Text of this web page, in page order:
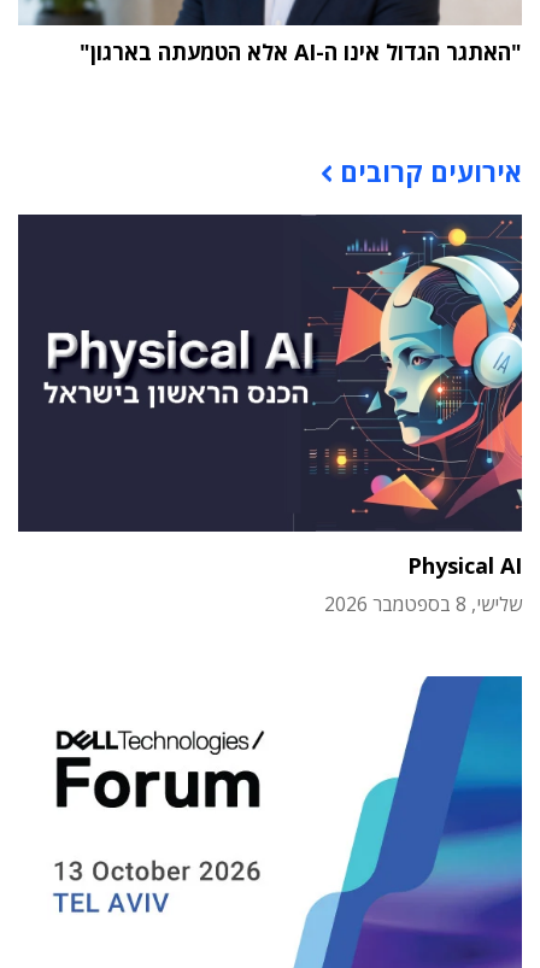
"האתגר הגדול אינו ה-AI אלא הטמעתה בארגון"
אירועים קרובים
Physical AI
שלישי, 8 בספטמבר 2026